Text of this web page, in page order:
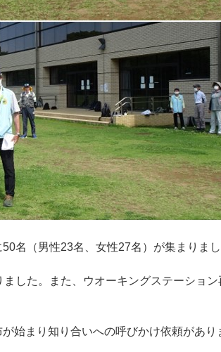
名（男性23名、女性27名）が集まりまし
した。また、ウオーキングステーション
始まり知り合いへの呼びかけ依頼があり